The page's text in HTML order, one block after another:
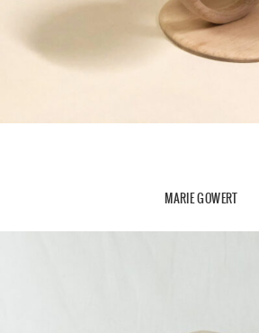
MARIE GOWERT